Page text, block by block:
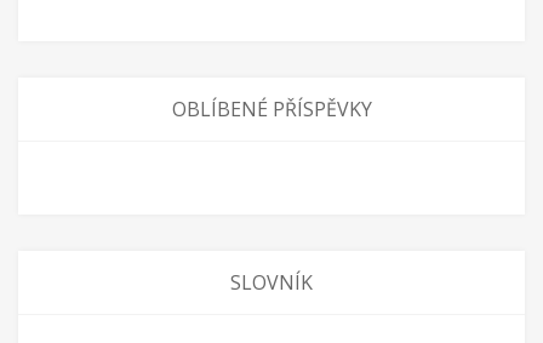
OBLÍBENÉ PŘÍSPĚVKY
SLOVNÍK